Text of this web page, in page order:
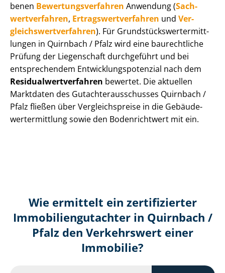
be­nen Be­wer­tungs­ver­fah­ren Anwendung (Sach­
wert­ver­fah­ren, Er­trags­wert­ver­fah­ren und Ver­
gleichs­wert­ver­fah­ren). Für Grund­stücks­wert­ermitt­
lun­gen in Quirnbach / Pfalz wird eine baurechtliche
Prüfung der Liegenschaft durchgeführt und bei
entsprechendem Ent­wick­lungs­po­ten­zi­al nach dem
Re­si­du­al­wert­ver­fah­ren bewertet. Die aktuellen
Marktdaten des Gut­ach­ter­aus­schus­ses Quirnbach /
Pfalz fließen über Ver­gleichs­prei­se in die Ge­bäu­de­
wert­ermitt­lung sowie den Bodenrichtwert mit ein.
Wie ermittelt ein zertifizierter
Immobilien­gutachter in Quirnbach /
Pfalz den Verkehrswert einer
Immobilie?